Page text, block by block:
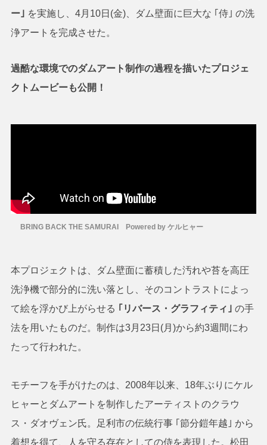
ー｣ を実施し、4月10日(金)、ダム壁面に巨大な ｢侍｣ の洗
浄アートを完成させた。
過酷な環境でのダムアート制作の過程を描いたプロジェ
クトムービーも公開！
BRING BACK THE SAMURAI Powered by ケルヒャー
本プロジェクトは、ダム壁面に蓄積した汚れや苔を高圧
洗浄機で部分的に洗い落とし、そのコントラストによっ
て絵を浮かび上がらせる ｢リバース・グラフィティ｣ の手
法を用いたものだ。制作は3月23日(月)から約3週間にわ
たって行われた。
モチーフを手がけたのは、2008年以来、18年ぶりにケル
ヒャーとダムアートを制作したアーティストのクラウ
ス・ダオヴェン氏。足利市の伝統行事 ｢節分鎧年越｣ から
着想を得て、人を守る存在としての侍を表現した。松田